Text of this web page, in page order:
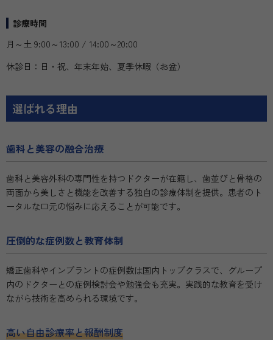
診療時間
月～土 9:00～13:00 / 14:00～20:00
休診日：日・祝、年末年始、夏季休暇（お盆）
選ばれる理由
歯科と美容の融合治療
歯科と美容外科の専門性を持つドクターが在籍し、歯並びと骨格の
両面から美しさと機能を改善する独自の診療体制を提供。患者のト
ータルな口元の悩みに応えることが可能です。
圧倒的な症例数と教育体制
矯正歯科やインプラントの症例数は国内トップクラスで、グループ
内のドクターとの症例検討会や勉強会も充実。実践的な教育を受け
ながら技術を高められる環境です。
高い自由診療率と報酬制度